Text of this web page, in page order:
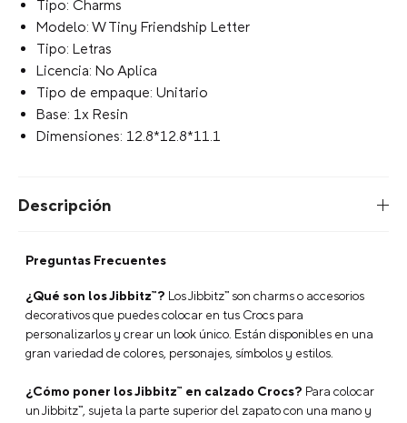
AGREGAR AL CARRITO
Jibbitz Letra W Tiny Friendship Blanco Crocs
Personaliza tus Crocs con Jibbitz Charms únicos y
divertidos. Dale estilo y personalidad a tu calzado
Marca: Jibbitz
Tipo: Charms